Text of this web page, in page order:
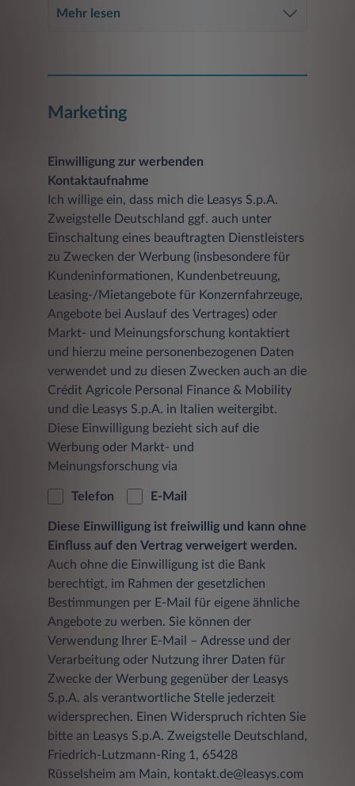
Mehr lesen
Marketing
Einwilligung zur werbenden
Kontaktaufnahme
Ich willige ein, dass mich die Leasys S.p.A.
Zweigstelle Deutschland ggf. auch unter
Einschaltung eines beauftragten Dienstleisters
zu Zwecken der Werbung (insbesondere für
Kundeninformationen, Kundenbetreuung,
Leasing-/Mietangebote für Konzernfahrzeuge,
Angebote bei Auslauf des Vertrages) oder
Markt- und Meinungsforschung kontaktiert
und hierzu meine personenbezogenen Daten
verwendet und zu diesen Zwecken auch an die
Crédit Agricole Personal Finance & Mobility
und die Leasys S.p.A. in Italien weitergibt.
Diese Einwilligung bezieht sich auf die
Werbung oder Markt- und
Meinungsforschung via
Telefon E-Mail
Diese Einwilligung ist freiwillig und kann ohne
Einfluss auf den Vertrag verweigert werden.
Auch ohne die Einwilligung ist die Bank
berechtigt, im Rahmen der gesetzlichen
Bestimmungen per E-Mail für eigene ähnliche
Angebote zu werben. Sie können der
Verwendung Ihrer E-Mail – Adresse und der
Verarbeitung oder Nutzung ihrer Daten für
Zwecke der Werbung gegenüber der Leasys
S.p.A. als verantwortliche Stelle jederzeit
widersprechen. Einen Widerspruch richten Sie
bitte an Leasys S.p.A. Zweigstelle Deutschland,
Friedrich-Lutzmann-Ring 1, 65428
Rüsselsheim am Main, kontakt.de@leasys.com